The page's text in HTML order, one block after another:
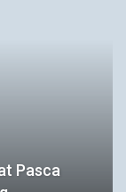
Pasca